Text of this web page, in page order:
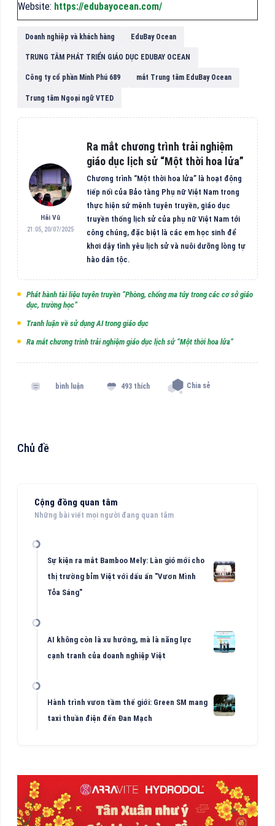
Website: https://edubayocean.com/
Doanh nghiệp và khách hàng EduBay Ocean
TRUNG TÂM PHÁT TRIỂN GIÁO DỤC EDUBAY OCEAN
Công ty cổ phần Minh Phú 689 mắt Trung tâm EduBay Ocean
Trung tâm Ngoại ngữ VTED
Hải Vũ
21:05, 20/07/2025
Ra mắt chương trình trải nghiệm
giáo dục lịch sử “Một thời hoa lửa”
Chương trình “Một thời hoa lửa” là hoạt động
tiếp nối của Bảo tàng Phụ nữ Việt Nam trong
thực hiện sứ mệnh tuyên truyền, giáo dục
truyền thống lịch sử của phụ nữ Việt Nam tới
công chúng, đặc biệt là các em học sinh để
khơi dậy tình yêu lịch sử và nuôi dưỡng lòng tự
hào dân tộc.
Phát hành tài liệu tuyên truyền “Phòng, chống ma túy trong các cơ sở giáo
dục, trường học”
Tranh luận về sử dụng AI trong giáo dục
Ra mắt chương trình trải nghiệm giáo dục lịch sử “Một thời hoa lửa”
bình luận 493 thích Chia sẻ
Chủ đề
Cộng đồng quan tâm
Những bài viết mọi người đang quan tâm
Sự kiện ra mắt Bamboo Mely: Làn gió mới cho
thị trường bỉm Việt với dấu ấn "Vươn Mình
Tỏa Sáng"
AI không còn là xu hướng, mà là năng lực
cạnh tranh của doanh nghiệp Việt
Hành trình vươn tầm thế giới: Green SM mang
taxi thuần điện đến Đan Mạch